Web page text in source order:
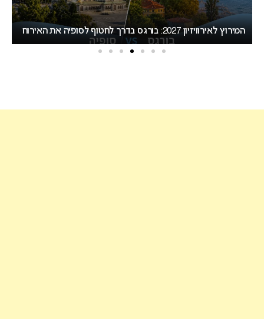
אירוויזיון 2027 עשוי לאמץ שיטת הצבעה חדשה שתפגע
בישראל